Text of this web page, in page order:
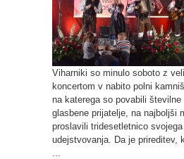
Viharniki so minulo soboto z
koncertom v nabito polni
na katerega so povabili
glasbene prijatelje, na najboljši
proslavili tridesetletnico
udejstvovanja. Da je prireditev,
...